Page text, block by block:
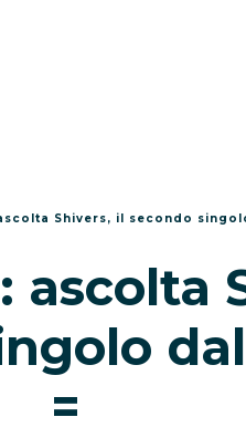
Shivers, il secondo
ascolta
=